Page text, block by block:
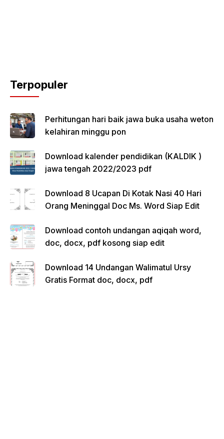
Terpopuler
Perhitungan hari baik jawa buka usaha weton
kelahiran minggu pon
Download kalender pendidikan (KALDIK )
jawa tengah 2022/2023 pdf
Download 8 Ucapan Di Kotak Nasi 40 Hari
Orang Meninggal Doc Ms. Word Siap Edit
Download contoh undangan aqiqah word,
doc, docx, pdf kosong siap edit
Download 14 Undangan Walimatul Ursy
Gratis Format doc, docx, pdf